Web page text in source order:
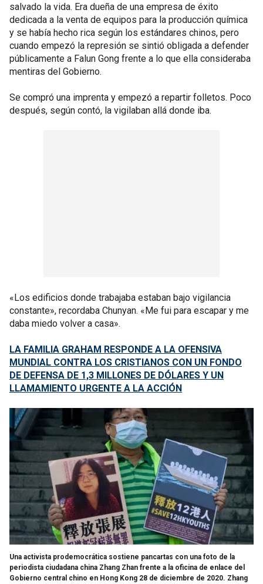
salvado la vida. Era dueña de una empresa de éxito
dedicada a la venta de equipos para la producción química
y se había hecho rica según los estándares chinos, pero
cuando empezó la represión se sintió obligada a defender
públicamente a Falun Gong frente a lo que ella consideraba
mentiras del Gobierno.
Se compró una imprenta y empezó a repartir folletos. Poco
después, según contó, la vigilaban allá donde iba.
«Los edificios donde trabajaba estaban bajo vigilancia
constante», recordaba Chunyan. «Me fui para escapar y me
daba miedo volver a casa».
LA FAMILIA GRAHAM RESPONDE A LA OFENSIVA
MUNDIAL CONTRA LOS CRISTIANOS CON UN FONDO
DE DEFENSA DE 1,3 MILLONES DE DÓLARES Y UN
LLAMAMIENTO URGENTE A LA ACCIÓN
Una activista prodemocrática sostiene pancartas con una foto de la
periodista ciudadana china Zhang Zhan frente a la oficina de enlace del
Gobierno central chino en Hong Kong 28 de diciembre de 2020. Zhang